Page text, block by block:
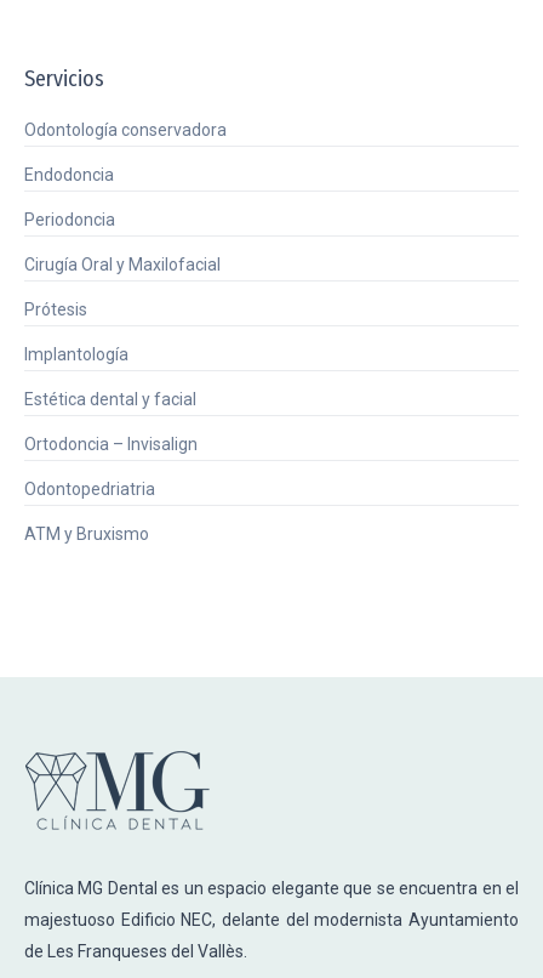
Servicios
Odontología conservadora
Endodoncia
Periodoncia
Cirugía Oral y Maxilofacial
Prótesis
Implantología
Estética dental y facial
Ortodoncia – Invisalign
Odontopedriatria
ATM y Bruxismo
Clínica MG Dental es un espacio elegante que se encuentra en el
majestuoso Edificio NEC, delante del modernista Ayuntamiento
de Les Franqueses del Vallès.